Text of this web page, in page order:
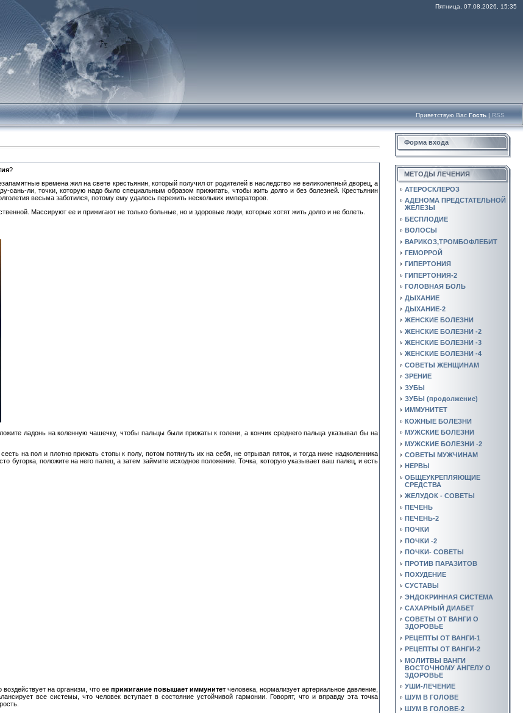
Пятница, 07.08.2026, 15:35
Приветствую Вас Гость | RSS
?
времена жил на свете крестьянин, который получил от родителей в наследство не великолепный дворец, а
сань-ли, точки, которую надо было специальным образом прижигать, чтобы жить долго и без болезней. Крестьянин
весьма заботился, потому ему удалось пережить нескольких императоров.
Массируют ее и прижигают не только больные, но и здоровые люди, которые хотят жить долго и не болеть.
ладонь на коленную чашечку, чтобы пальцы были прижаты к голени, а кончик среднего пальца указывал бы на
на пол и плотно прижать стопы к полу, потом потянуть их на себя, не отрывая пяток, и тогда ниже надколенника
бугорка, положите на него палец, а затем займите исходное положение. Точка, которую указывает ваш палец, и есть
воздействует на организм, что ее прижигание повышает иммунитетчеловека, нормализует артериальное давление,
все системы, что человек вступает в состояние устойчивой гармонии. Говорят, что и вправду эта точка
Форма входа
МЕТОДЫ ЛЕЧЕНИЯ
АТЕРОСКЛЕРОЗ
АДЕНОМА ПРЕДСТАТЕЛЬНОЙ
ЖЕЛЕЗЫ
БЕСПЛОДИЕ
ВОЛОСЫ
ВАРИКОЗ,ТРОМБОФЛЕБИТ
ГЕМОРРОЙ
ГИПЕРТОНИЯ
ГИПЕРТОНИЯ-2
ГОЛОВНАЯ БОЛЬ
ДЫХАНИЕ
ДЫХАНИЕ-2
ЖЕНСКИЕ БОЛЕЗНИ
ЖЕНСКИЕ БОЛЕЗНИ -2
ЖЕНСКИЕ БОЛЕЗНИ -3
ЖЕНСКИЕ БОЛЕЗНИ -4
СОВЕТЫ ЖЕНЩИНАМ
ЗРЕНИЕ
ЗУБЫ
ЗУБЫ (продолжение)
ИММУНИТЕТ
КОЖНЫЕ БОЛЕЗНИ
МУЖСКИЕ БОЛЕЗНИ
МУЖСКИЕ БОЛЕЗНИ -2
СОВЕТЫ МУЖЧИНАМ
НЕРВЫ
ОБЩЕУКРЕПЛЯЮЩИЕ
СРЕДСТВА
ЖЕЛУДОК - СОВЕТЫ
ПЕЧЕНЬ
ПЕЧЕНЬ-2
ПОЧКИ
ПОЧКИ -2
ПОЧКИ- СОВЕТЫ
ПРОТИВ ПАРАЗИТОВ
ПОХУДЕНИЕ
СУСТАВЫ
ЭНДОКРИННАЯ СИСТЕМА
САХАРНЫЙ ДИАБЕТ
СОВЕТЫ ОТ ВАНГИ О
ЗДОРОВЬЕ
РЕЦЕПТЫ ОТ ВАНГИ-1
РЕЦЕПТЫ ОТ ВАНГИ-2
МОЛИТВЫ ВАНГИ
ВОСТОЧНОМУ АНГЕЛУ О
ЗДОРОВЬЕ
УШИ-ЛЕЧЕНИЕ
ШУМ В ГОЛОВЕ
ШУМ В ГОЛОВЕ-2